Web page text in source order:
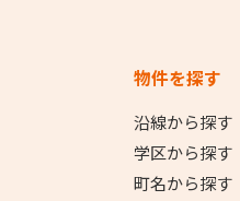
物件を探す
沿線から探す
学区から探す
町名から探す